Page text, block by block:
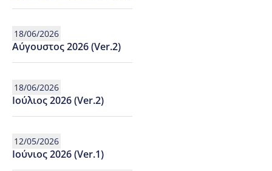
18/06/2026
Αύγουστος 2026 (Ver.2)
18/06/2026
Ιούλιος 2026 (Ver.2)
12/05/2026
Ιούνιος 2026 (Ver.1)